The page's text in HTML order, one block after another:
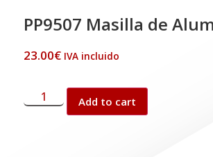
PP9507 Masilla de
23.00€ IVA incluido
Add to cart